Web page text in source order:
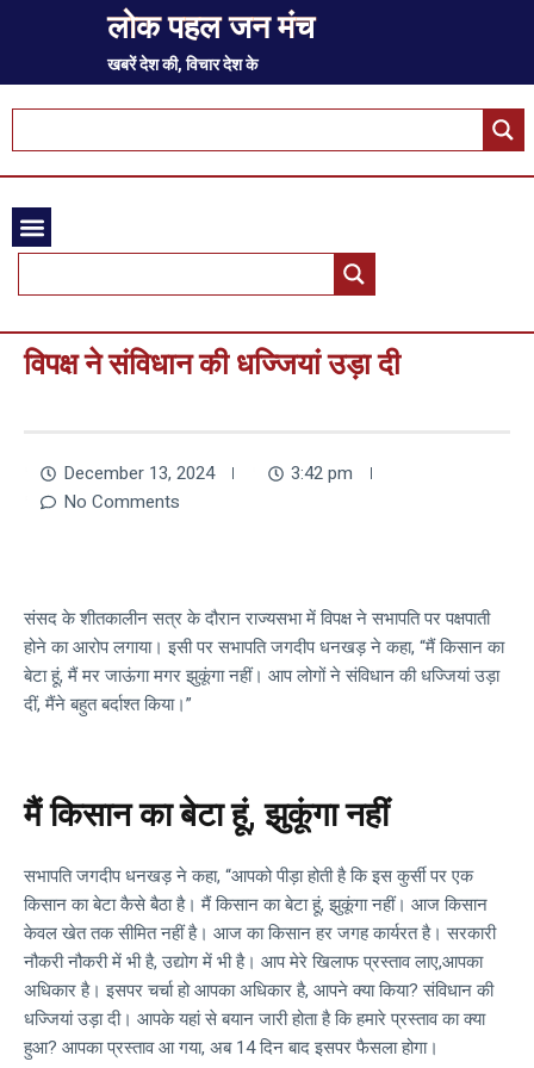
लोक पहल जन मंच
खबरें देश की, विचार देश के
विपक्ष ने संविधान की धज्जियां उड़ा दी
December 13, 2024
3:42 pm
No Comments
संसद के शीतकालीन सत्र के दौरान राज्यसभा में विपक्ष ने सभापति पर पक्षपाती
होने का आरोप लगाया। इसी पर सभापति जगदीप धनखड़ ने कहा, “मैं किसान का
बेटा हूं, मैं मर जाऊंगा मगर झुकूंगा नहीं। आप लोगों ने संविधान की धज्जियां उड़ा
दीं, मैंने बहुत बर्दाश्त किया।”
मैं किसान का बेटा हूं, झुकूंगा नहीं
सभापति जगदीप धनखड़ ने कहा, “आपको पीड़ा होती है कि इस कुर्सी पर एक
किसान का बेटा कैसे बैठा है। मैं किसान का बेटा हूं, झुकूंगा नहीं। आज किसान
केवल खेत तक सीमित नहीं है। आज का किसान हर जगह कार्यरत है। सरकारी
नौकरी नौकरी में भी है, उद्योग में भी है। आप मेरे खिलाफ प्रस्ताव लाए,आपका
अधिकार है। इसपर चर्चा हो आपका अधिकार है, आपने क्या किया? संविधान की
धज्जियां उड़ा दी। आपके यहां से बयान जारी होता है कि हमारे प्रस्ताव का क्या
हुआ? आपका प्रस्ताव आ गया, अब 14 दिन बाद इसपर फैसला होगा।